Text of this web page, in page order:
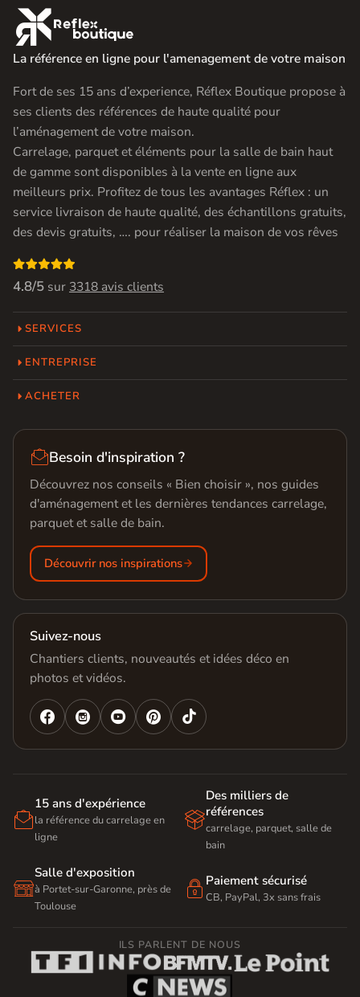

La référence en ligne pour l'amenagement de votre maison
Fort de ses 15 ans d’experience, Réflex Boutique propose à
ses clients des références de haute qualité pour
l’aménagement de votre maison.
Carrelage, parquet et éléments pour la salle de bain haut
de gamme sont disponibles à la vente en ligne aux
meilleurs prix. Profitez de tous les avantages Réflex : un
service livraison de haute qualité, des échantillons gratuits,
des devis gratuits, …. pour réaliser la maison de vos rêves

4.8/5 sur 3318 avis clients
SERVICES
ENTREPRISE
ACHETER
Besoin d'inspiration ?
Découvrez nos conseils « Bien choisir », nos guides
d'aménagement et les dernières tendances carrelage,
parquet et salle de bain.
Découvrir nos inspirations
Suivez-nous
Chantiers clients, nouveautés et idées déco en
photos et vidéos.
   

15 ans d'expérience
la référence du carrelage en
ligne

Des milliers de
références
carrelage, parquet, salle de
bain

Salle d'exposition
à Portet-sur-Garonne, près de
Toulouse
 Paiement sécurisé
CB, PayPal, 3x sans frais
ILS PARLENT DE NOUS